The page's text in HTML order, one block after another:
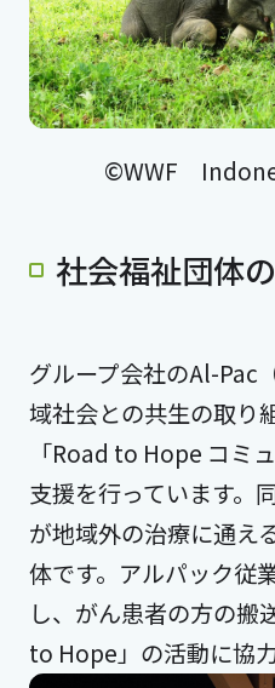
©WWF
社会福祉団体
グループ会社のAl-Pac
域社会との共生の取り
「Road to Hope コミ
支援を行っています。
が地域外の治療に通え
体です。アルパック従
し、がん患者の方の搬
to Hope」の活動に協力